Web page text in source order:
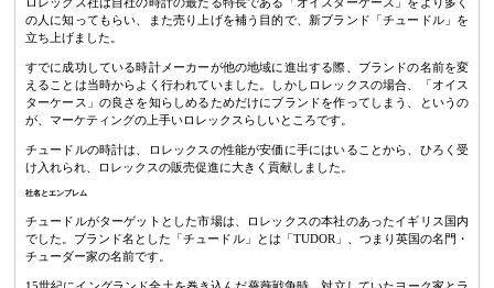
の人に知ってもらい、また売り上げを補う目的で、新ブランド「チュードル」を
立ち上げました。
すでに成功している時計メーカーが他の地域に進出する際、ブランドの名前を変
えることは当時からよく行われていました。しかしロレックスの場合、「オイス
ターケース」の良さを知らしめるためだけにブランドを作ってしまう、というの
が、マーケティングの上手いロレックスらしいところです。
チュードルの時計は、ロレックスの性能が安価に手にはいることから、ひろく受
け入れられ、ロレックスの販売促進に大きく貢献しました。
社名とエンブレム
チュードルがターゲットとした市場は、ロレックスの本社のあったイギリス国内
でした。ブランド名とした「チュードル」とは「TUDOR」、つまり英国の名門・
チューダー家の名前です。